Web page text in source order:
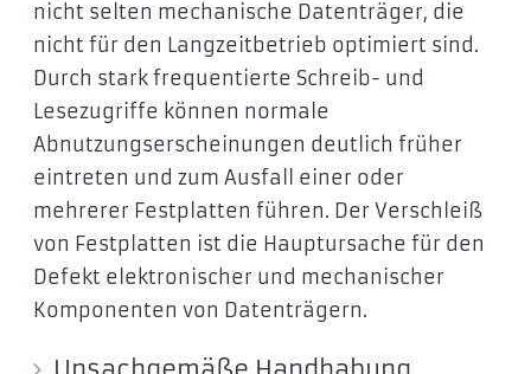
nicht selten mechanische Datenträger, die
nicht für den Langzeitbetrieb optimiert sind.
Durch stark frequentierte Schreib- und
Lesezugriffe können normale
Abnutzungserscheinungen deutlich früher
eintreten und zum Ausfall einer oder
mehrerer Festplatten führen. Der Verschleiß
von Festplatten ist die Hauptursache für den
Defekt elektronischer und mechanischer
Komponenten von Datenträgern.